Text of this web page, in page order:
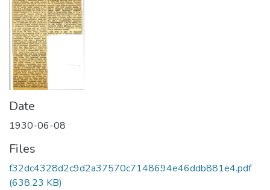
Date
1930-06-08
Files
f32dc4328d2c9d2a37570c7148694e46ddb881e4.pdf
(638.23 KB)